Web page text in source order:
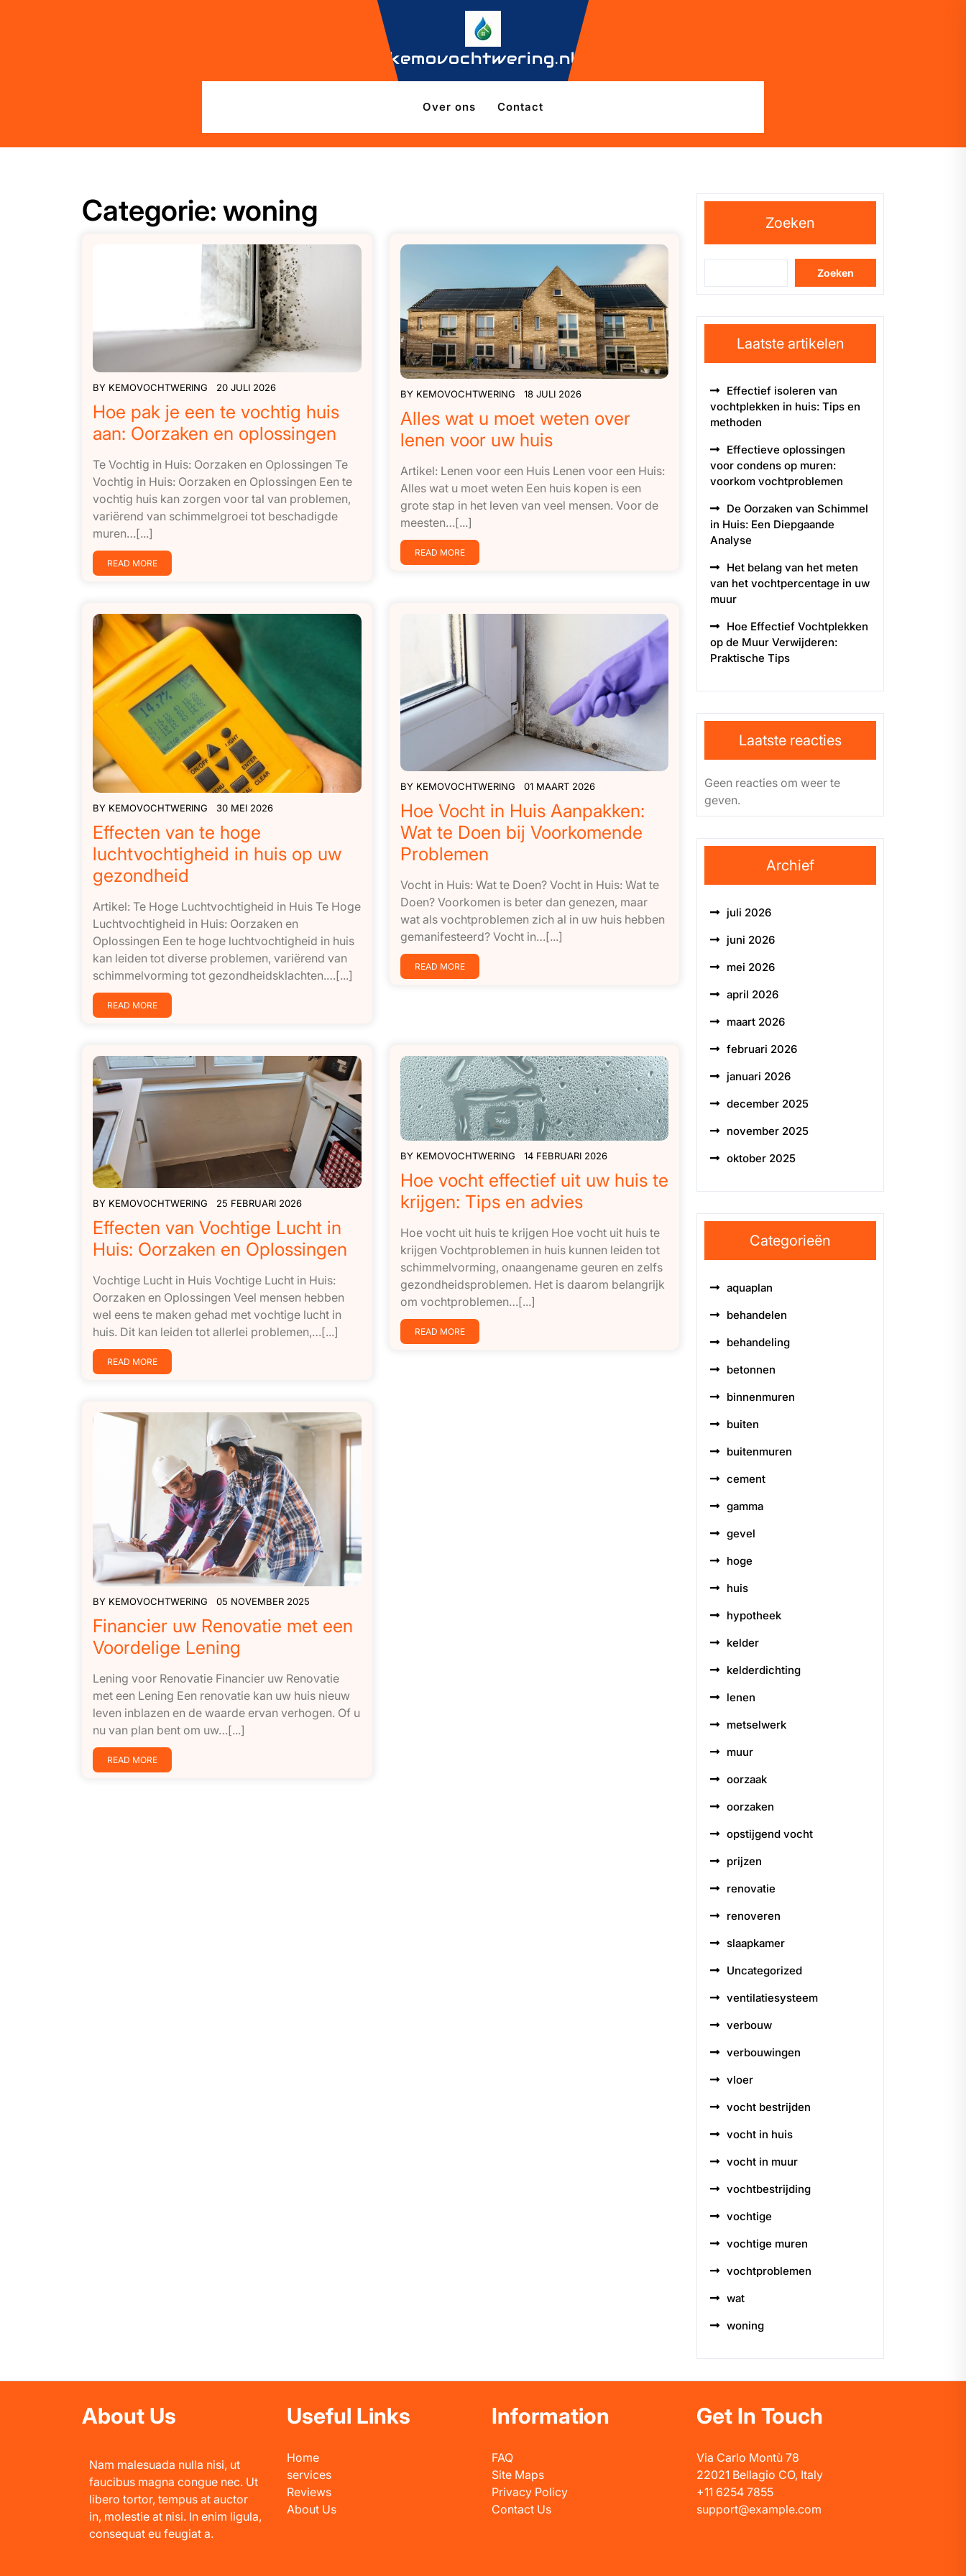
kemovochtwering.nl
Over ons Contact
Categorie: woning
BY KEMOVOCHTWERING 20 JULI 2026
Hoe pak je een te vochtig huis
aan: Oorzaken en oplossingen
Te Vochtig in Huis: Oorzaken en Oplossingen Te
Vochtig in Huis: Oorzaken en Oplossingen Een te
vochtig huis kan zorgen voor tal van problemen,
variërend van schimmelgroei tot beschadigde
muren…[...]
READ MORE
BY KEMOVOCHTWERING 18 JULI 2026
Alles wat u moet weten over
lenen voor uw huis
Artikel: Lenen voor een Huis Lenen voor een Huis:
Alles wat u moet weten Een huis kopen is een
grote stap in het leven van veel mensen. Voor de
meesten…[...]
READ MORE
BY KEMOVOCHTWERING 30 MEI 2026
Effecten van te hoge
luchtvochtigheid in huis op uw
gezondheid
Artikel: Te Hoge Luchtvochtigheid in Huis Te Hoge
Luchtvochtigheid in Huis: Oorzaken en
Oplossingen Een te hoge luchtvochtigheid in huis
kan leiden tot diverse problemen, variërend van
schimmelvorming tot gezondheidsklachten.…[...]
READ MORE
BY KEMOVOCHTWERING 01 MAART 2026
Hoe Vocht in Huis Aanpakken:
Wat te Doen bij Voorkomende
Problemen
Vocht in Huis: Wat te Doen? Vocht in Huis: Wat te
Doen? Voorkomen is beter dan genezen, maar
wat als vochtproblemen zich al in uw huis hebben
gemanifesteerd? Vocht in…[...]
READ MORE
BY KEMOVOCHTWERING 25 FEBRUARI 2026
Effecten van Vochtige Lucht in
Huis: Oorzaken en Oplossingen
Vochtige Lucht in Huis Vochtige Lucht in Huis:
Oorzaken en Oplossingen Veel mensen hebben
wel eens te maken gehad met vochtige lucht in
huis. Dit kan leiden tot allerlei problemen,…[...]
READ MORE
BY KEMOVOCHTWERING 14 FEBRUARI 2026
Hoe vocht effectief uit uw huis te
krijgen: Tips en advies
Hoe vocht uit huis te krijgen Hoe vocht uit huis te
krijgen Vochtproblemen in huis kunnen leiden tot
schimmelvorming, onaangename geuren en zelfs
gezondheidsproblemen. Het is daarom belangrijk
om vochtproblemen…[...]
READ MORE
BY KEMOVOCHTWERING 05 NOVEMBER 2025
Financier uw Renovatie met een
Voordelige Lening
Lening voor Renovatie Financier uw Renovatie
met een Lening Een renovatie kan uw huis nieuw
leven inblazen en de waarde ervan verhogen. Of u
nu van plan bent om uw…[...]
READ MORE
Zoeken
Zoeken
Laatste artikelen
Effectief isoleren van
vochtplekken in huis: Tips en
methoden
Effectieve oplossingen
voor condens op muren:
voorkom vochtproblemen
De Oorzaken van Schimmel
in Huis: Een Diepgaande
Analyse
Het belang van het meten
van het vochtpercentage in uw
muur
Hoe Effectief Vochtplekken
op de Muur Verwijderen:
Praktische Tips
Laatste reacties
Geen reacties om weer te
geven.
Archief
juli 2026
juni 2026
mei 2026
april 2026
maart 2026
februari 2026
januari 2026
december 2025
november 2025
oktober 2025
Categorieën
aquaplan
behandelen
behandeling
betonnen
binnenmuren
buiten
buitenmuren
cement
gamma
gevel
hoge
huis
hypotheek
kelder
kelderdichting
lenen
metselwerk
muur
oorzaak
oorzaken
opstijgend vocht
prijzen
renovatie
renoveren
slaapkamer
Uncategorized
ventilatiesysteem
verbouw
verbouwingen
vloer
vocht bestrijden
vocht in huis
vocht in muur
vochtbestrijding
vochtige
vochtige muren
vochtproblemen
wat
woning
About Us
Nam malesuada nulla nisi, ut
faucibus magna congue nec. Ut
libero tortor, tempus at auctor
in, molestie at nisi. In enim ligula,
consequat eu feugiat a.
Useful Links
Home
services
Reviews
About Us
Information
FAQ
Site Maps
Privacy Policy
Contact Us
Get In Touch
Via Carlo Montù 78
22021 Bellagio CO, Italy
+11 6254 7855
support@example.com